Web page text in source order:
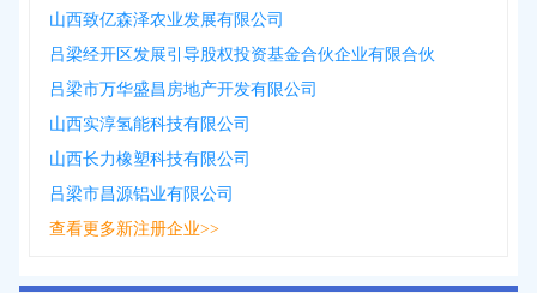
山西致亿森泽农业发展有限公司
吕梁经开区发展引导股权投资基金合伙企业有限合伙
吕梁市万华盛昌房地产开发有限公司
山西实淳氢能科技有限公司
山西长力橡塑科技有限公司
吕梁市昌源铝业有限公司
查看更多新注册企业>>